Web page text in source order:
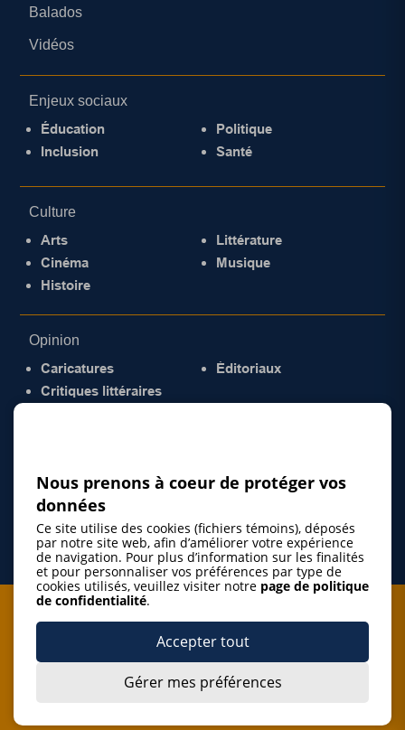
Balados
Vidéos
Enjeux sociaux
Éducation
Inclusion
Politique
Santé
Culture
Arts
Cinéma
Histoire
Littérature
Musique
Opinion
Caricatures
Critiques littéraires
Éditoriaux
Je m'abonne à l'infolettre
J’accepte de m’abonner à l’infolettre de La Gazette de la
Nous prenons à coeur de protéger vos
données
Ce site utilise des cookies (fichiers témoins), déposés
par notre site web, afin d’améliorer votre expérience
de navigation. Pour plus d’information sur les finalités
et pour personnaliser vos préférences par type de
cookies utilisés, veuillez visiter notre page de politique
de confidentialité.
Accepter tout
Gérer mes préférences